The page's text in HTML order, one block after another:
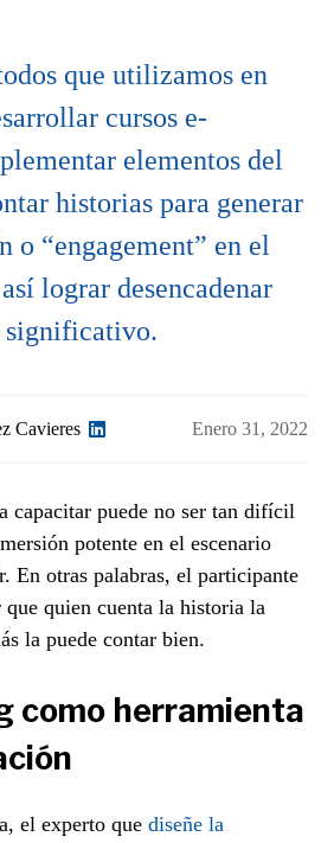
que utilizamos en
cursos e-
elementos del
historias para generar
o “engagement” en el
lograr desencadenar
significativo.
Cavieres Enero 31, 2022
capacitar puede no ser tan difícil
potente en el escenario
En otras palabras, el participante
quien cuenta la historia la
la puede contar bien.
como herramienta
el experto quediseñe la